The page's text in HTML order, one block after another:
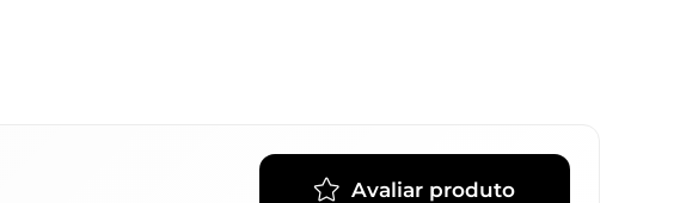
Avaliar produto